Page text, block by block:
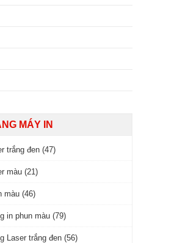
MÁY IN
trắng đen (47)
màu (21)
màu (46)
in phun màu (79)
Laser trắng đen (56)